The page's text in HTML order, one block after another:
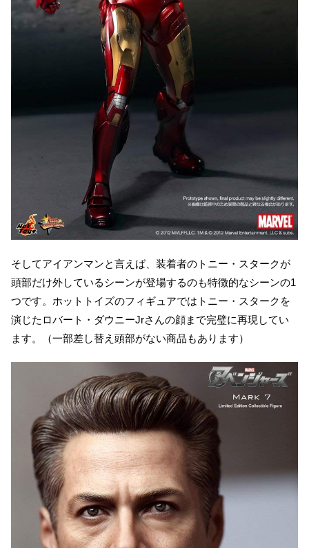
そしてアイアンマンと言えば、装着者のトニー・スタークが
頭部だけ外しているシーンが登場するのも特徴的なシーンの1
つです。ホットトイズのフィギュアではトニー・スタークを
演じたロバート・ダウニーJrさんの顔まで完璧に再現してい
ます。（一部差し替え頭部がない商品もあります）